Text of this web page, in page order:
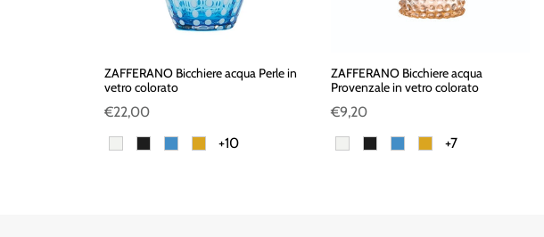
ZAFFERANO Bicchiere acqua Perle in
vetro colorato
€22,00
+10
ZAFFERANO Bicchiere acqua
Provenzale in vetro colorato
€9,20
+7